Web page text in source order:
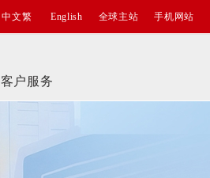
中文繁 English 全球主站 手机网站
客户服务